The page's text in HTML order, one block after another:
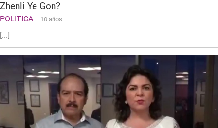
Zhenli Ye Gon?
POLITICA 10 años
[...]